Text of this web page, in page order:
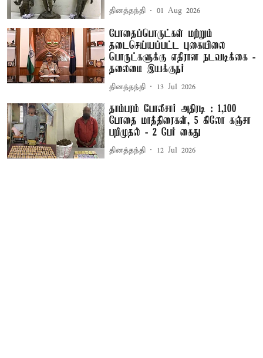
தினத்தந்தி 01 Aug 2026
போதைப்பொருட்கள் மற்றும்
தடைசெய்யப்பட்ட புகையிலை
பொருட்களுக்கு எதிரான நடவடிக்கை -
தலைமை இயக்குநர்
தினத்தந்தி 13 Jul 2026
தாம்பரம் போலீசார் அதிரடி : 1,100
போதை மாத்திரைகள், 5 கிலோ கஞ்சா
பறிமுதல் - 2 பேர் கைது
தினத்தந்தி 12 Jul 2026